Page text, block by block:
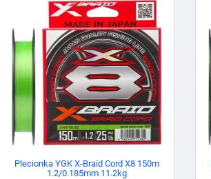
Plecionka YGK X-Braid Cord X8 150m
1.2/0.185mm 11.2kg